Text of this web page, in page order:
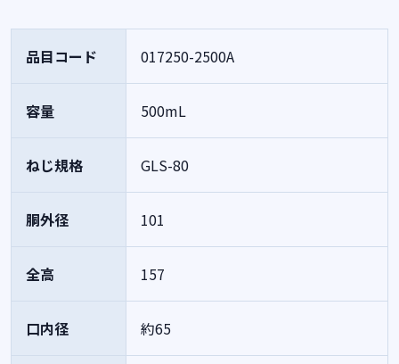
品目コード 017250-2500A
容量 500mL
ねじ規格 GLS-80
胴外径 101
全高 157
口内径 約65